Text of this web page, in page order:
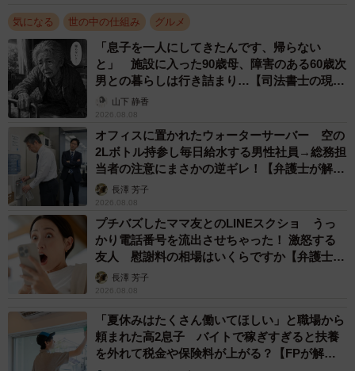
ーでは、お店にお願いするとき、どんな伝え方をすると通
りやすいのでしょうか？
コツは、目的と引き際をセットで伝えることです。たとえ
ば「サクサクで食べたいので、もし可能なら天ぷらを別皿
にできますか。難しければそのままで大丈夫です」。この
一言があるだけで、お店側は食感の好みとして別盛りをお
願いしていると判断できます。
逆に、目的が曖昧なまま「別盛りにして」とだけ伝える
と、お店側はアレルギーなど安全面の責任まで考えてしま
い、慎重にならざるをえません。お店ごとに方針も流儀も
感、そして天ぷらのうまみがそばつゆに移った濃厚なそば
つゆを楽しむという姿勢が、お互いに気持ちよく食事する
ためのコツだと思いますよ。
気になる 世の中の仕組み グルメ
「息子を一人にしてきたんです、帰らない
と」 施設に入った90歳母、障害のある60歳次
男との暮らしは行き詰まり…【司法書士の現場
から】山下 静香
2026.08.08
オフィスに置かれたウォーターサーバー 空の
2Lボトル持参し毎日給水する男性社員→総務担
当者の注意にまさかの逆ギレ！【弁護士が解
説】長澤 芳子
2026.08.08
プチバズしたママ友とのLINEスクショ うっ
かり電話番号を流出させちゃった！ 激怒する
友人 慰謝料の相場はいくらですか【弁護士が
解説】長澤 芳子
2026.08.08
「夏休みはたくさん働いてほしい」と職場から
頼まれた高2息子 バイトで稼ぎすぎると扶養
を外れて税金や保険料が上がる？【FPが解